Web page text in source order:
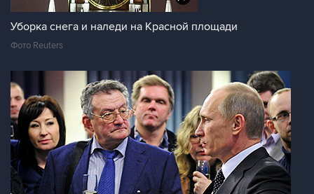
Уборка снега и наледи на Красной площади
Фото Reuters